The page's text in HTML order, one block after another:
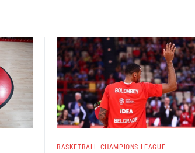
BASKETBALL CHAMPIONS LEAGUE